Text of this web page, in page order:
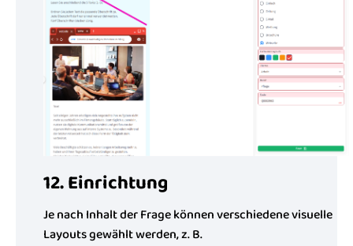
12. Einrichtung
Je nach Inhalt der Frage können verschiedene visuelle
Layouts gewählt werden, z. B.